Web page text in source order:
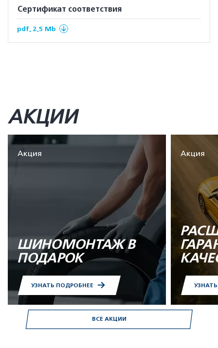
Сертификат соответствия
pdf, 2,5 Mb
ВСЕ АКЦИИ
АКЦИИ
Акция
ШИНОМОНТАЖ В
ПОДАРОК
УЗНАТЬ ПОДРОБНЕЕ
Акция